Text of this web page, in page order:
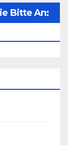
Bitte An: